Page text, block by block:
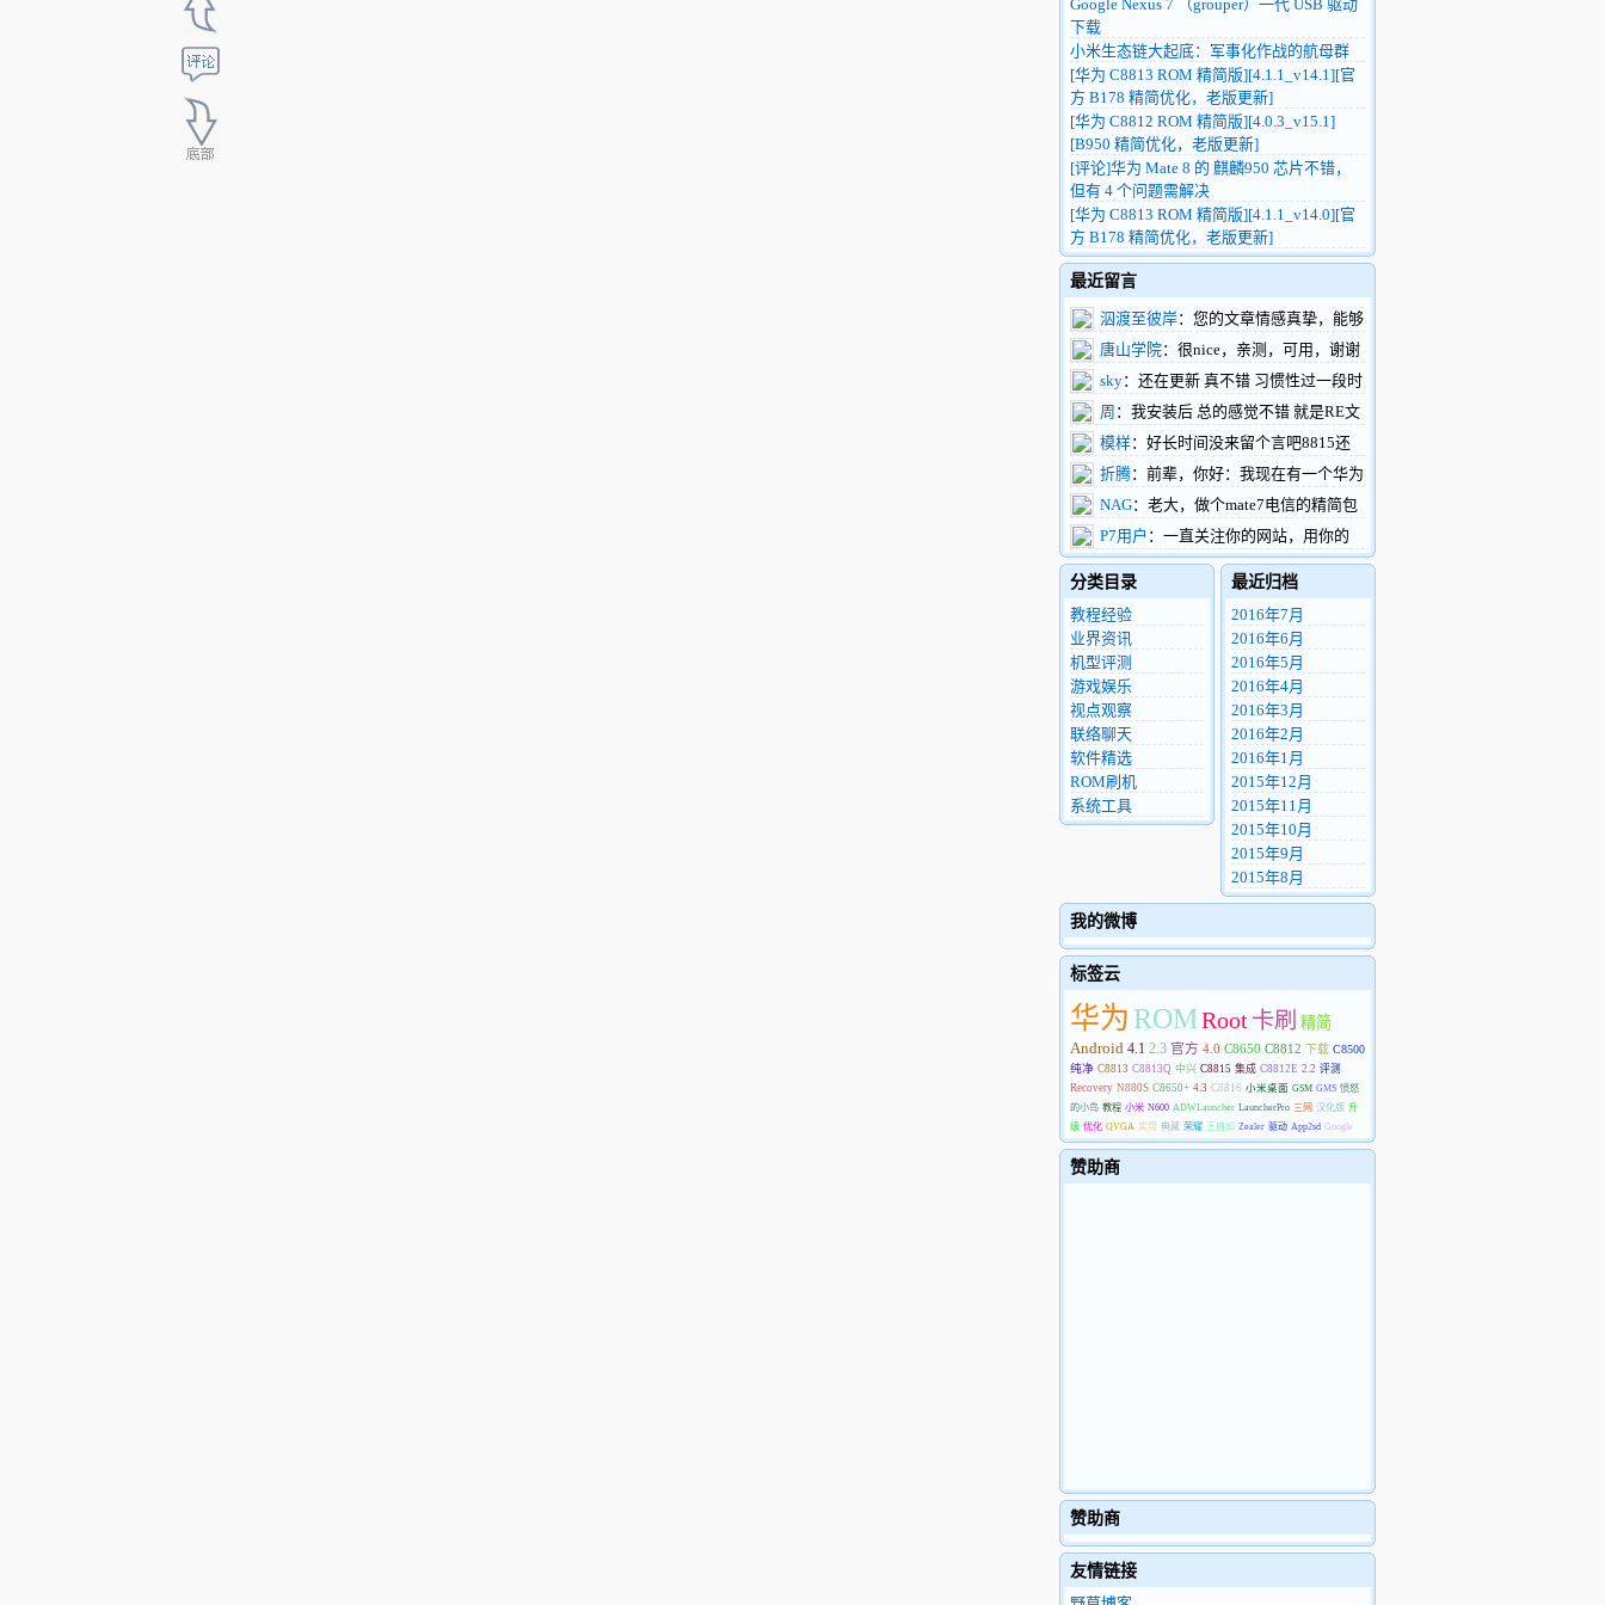
Google Nexus 7 （grouper）一代 USB 驱动
下载
小米生态链大起底：军事化作战的航母群
[华为 C8813 ROM 精简版][4.1.1_v14.1][官
方 B178 精简优化，老版更新]
[华为 C8812 ROM 精简版][4.0.3_v15.1]
[B950 精简优化，老版更新]
[评论]华为 Mate 8 的 麒麟950 芯片不错，
但有 4 个问题需解决
[华为 C8813 ROM 精简版][4.1.1_v14.0][官
方 B178 精简优化，老版更新]
最近留言
泅渡至彼岸：您的文章情感真挚，能够
触动人心，引起共鸣。您的文章构思巧妙，
情节设计新颖，让人拍案叫绝。
https://www.renhehui.com/renhehui/1289.html
唐山学院：很nice，亲测，可用，谢谢
楼主 sky：还在更新 真不错 习惯性过一段时
间就过来看看
周 ：我安装后 总的感觉不错 就是RE文
件管理不能正常工作 往系统内拷贝文件不
行能再搞一版吗
模样：好长时间没来留个言吧8815还
做三网通吗？这样做个备用很不错，下一步
有什么打算呢，做刷机包不行了！
折腾：前辈，你好：我现在有一个华为
c8500的机器。但是我百度也找不到刷机软
件，驱动的下载地址。如果您在百忙当中能
看到这条留言，希望您能把这个机器用的找
的东西包一份给我，非常感谢。
8972812@qq.com
NAG：老大，做个mate7电信的精简包
吧，网上都是东改西改的个性包
P7用户 ：一直关注你的网站，用你的
ROM4年多了，中间换了2部华为手机。现
在用华为P7 电信版，很希望你能做P7的精
简优化ROM。
分类目录
教程经验
业界资讯
机型评测
游戏娱乐
视点观察
联络聊天
软件精选
ROM刷机
系统工具
最近归档
2016年7月
2016年6月
2016年5月
2016年4月
2016年3月
2016年2月
2016年1月
2015年12月
2015年11月
2015年10月
2015年9月
2015年8月
我的微博
标签云
华为 ROMRoot卡刷 精简
Android 4.1 2.3 官方 4.0 C8650 C8812 下载 C8500
纯净 C8813 C8813Q 中兴 C8815 集成 C8812E 2.2 评测
Recovery N880S C8650+ 4.3 C8816 小米桌面 GSM GMS 愤怒
的小鸟 教程 小米 N600 ADWLauncher LauncherPro 三网 汉化版 升
级 优化 QVGA 实用 典藏 荣耀 王自如 Zealer 驱动 App2sd Google
赞助商
赞助商
友情链接